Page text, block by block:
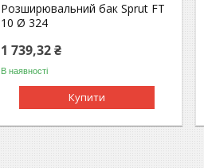
Розширювальний бак Sprut FT
10 Ø 324
1 739,32 ₴
В наявності
Купити